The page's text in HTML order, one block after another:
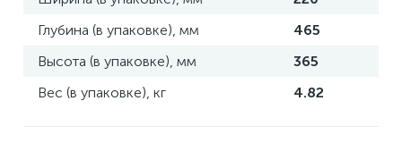
Глубина (в упаковке), мм
465
Высота (в упаковке), мм
365
Вес (в упаковке), кг
4.82